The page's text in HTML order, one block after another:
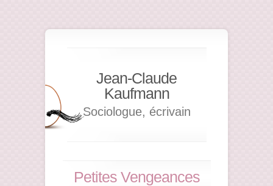
Jean-Claude
Kaufmann
Sociologue, écrivain
Petites Vengeances